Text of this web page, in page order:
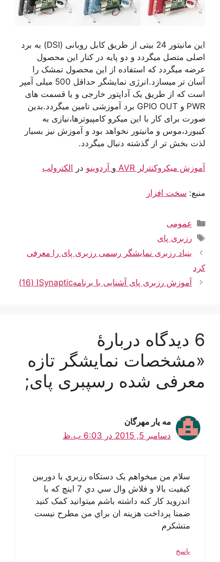
این مانیتور 24 بیتی از طریق کابل روبانی (DSI) به برد
اصلی متصل میگردد و دو پایه در کنار این محصول
عرضه میگردد که استفاده از این محصول تمشک را
آسان تر میسازد.انرژی نمایشگر حداقل 500 میلی آمپر
است که از طریق یک آداپتور خارجی و یا قسمت های
PWR و GPIO OUT برد آموزشی تامین میگردد.بدین
صورت برای کار با این میکرو کامپیوترها،نیازی به
کیبورد،موس و مانیتور نخواهد بود و آموزش نیز بسیار
لذت بخش تر از گذشته دنبال میگردد.
آموزش میکروکنترلر AVR و آردوینو در الکترولب
منبع: سخت افزار
دسته‌ها
عمومی
برچسب‌ها
رزبری پای
بنیاد رزبری نمایشگر رسمی رزبری پای را معرفی
کرد
آموزش رزبری پای آشنایی با برنامهSynapticا (16)
6 دیدگاه دربارهٔ
«مشخصات نمایشگر تازه
معرفی شده رسپبری پای;
مه يار مهرگان
دسامبر 5, 2015 در 6:03 ب.ظ
سلام من ميخواهم يک دستکاه رزبري با دوربين
کيفيت بالا و فلاش وال سي دي 7 اينچ که با
اندرويد کار کنه داشته باشم ميتوانيد کمک کنيد
ضمنا پرداخت هزينه ان براي من مطرح نيست
متشکرم
پاسخ